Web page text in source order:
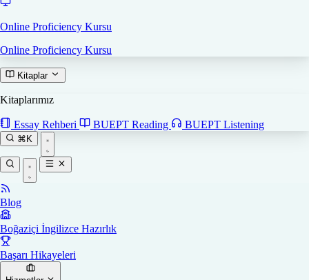
Online Proficiency Kursu
Online Proficiency Kursu
Kitaplar
Kitaplarımız
Essay Rehberi BUEPT Reading BUEPT Listening
⌘K
Blog
Boğaziçi İngilizce Hazırlık
Başarı Hikayeleri